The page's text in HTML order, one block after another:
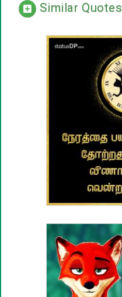
Similar Quotes